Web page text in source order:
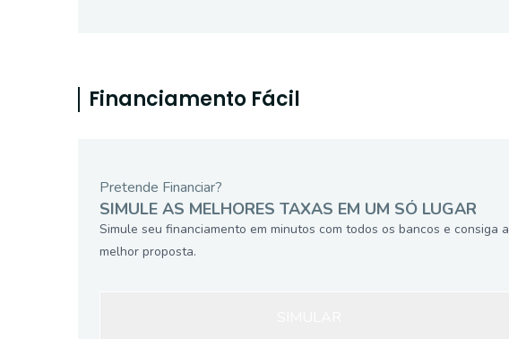
Financiamento Fácil
Pretende Financiar?
SIMULE AS MELHORES TAXAS EM UM SÓ LUGAR
Simule seu financiamento em minutos com todos os bancos e consiga a
melhor proposta.